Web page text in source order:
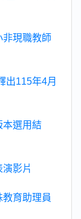
現職教師
出115年4月
本選用結
影片
育助理員